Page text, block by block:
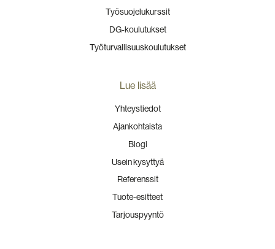
Työsuojelukurssit
DG-koulutukset
Työturvallisuuskoulutukset
Lue lisää
Yhteystiedot
Ajankohtaista
Blogi
Usein kysyttyä
Referenssit
Tuote-esitteet
Tarjouspyyntö